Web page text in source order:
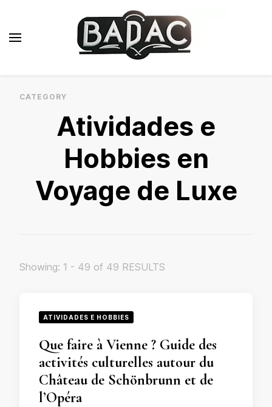
CATEGORY
Atividades e
Hobbies en
Voyage de Luxe
Showing: 1 - 49 of 49 RESULTS
ATIVIDADES E HOBBIES
Que faire à Vienne ? Guide des
activités culturelles autour du
Château de Schönbrunn et de
l’Opéra